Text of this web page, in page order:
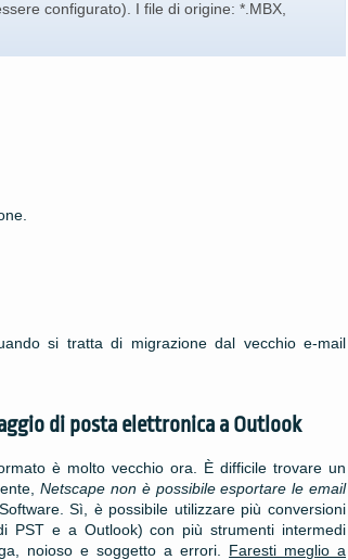
configurato). I file di origine: *.MBX,
si tratta di migrazione dal vecchio e-mail
di posta elettronica a Outlook
è molto vecchio ora. È difficile trovare un
Netscapenon è possibile esportare le email
Software. Sì, è possibile utilizzare più conversioni
PST e a Outlook) con più strumenti intermedi
noioso e soggetto a errori. Faresti meglio a